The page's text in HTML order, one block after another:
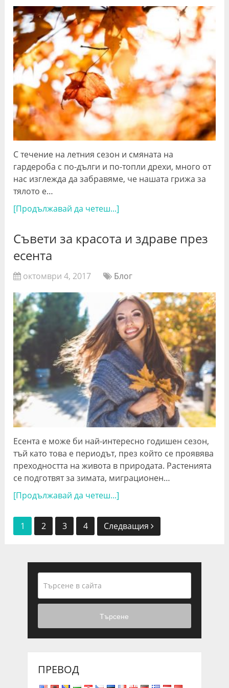
С течение на летния сезон и смяната на
гардероба с по-дълги и по-топли дрехи, много от
нас изглежда да забравяме, че нашата грижа за
тялото е…
[Продължавай да четеш...]
Съвети за красота и здраве през
есента
октомври 4, 2017 Блог
Есента е може би най-интересно годишен сезон,
тъй като това е периодът, през който се проявява
преходността на живота в природата. Растенията
се подготвят за зимата, миграционен…
[Продължавай да четеш...]
Навигация
1 2 3 4 Следващия
Търсене
ПРЕВОД